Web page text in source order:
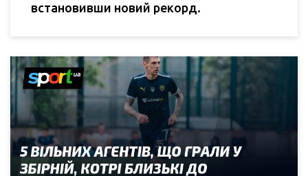
встановивши новий рекорд.